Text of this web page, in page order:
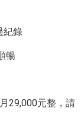
紀錄
暢
29,000元整，請